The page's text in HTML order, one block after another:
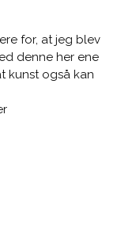
for, at jeg blev
denne her ene
kunst også kan